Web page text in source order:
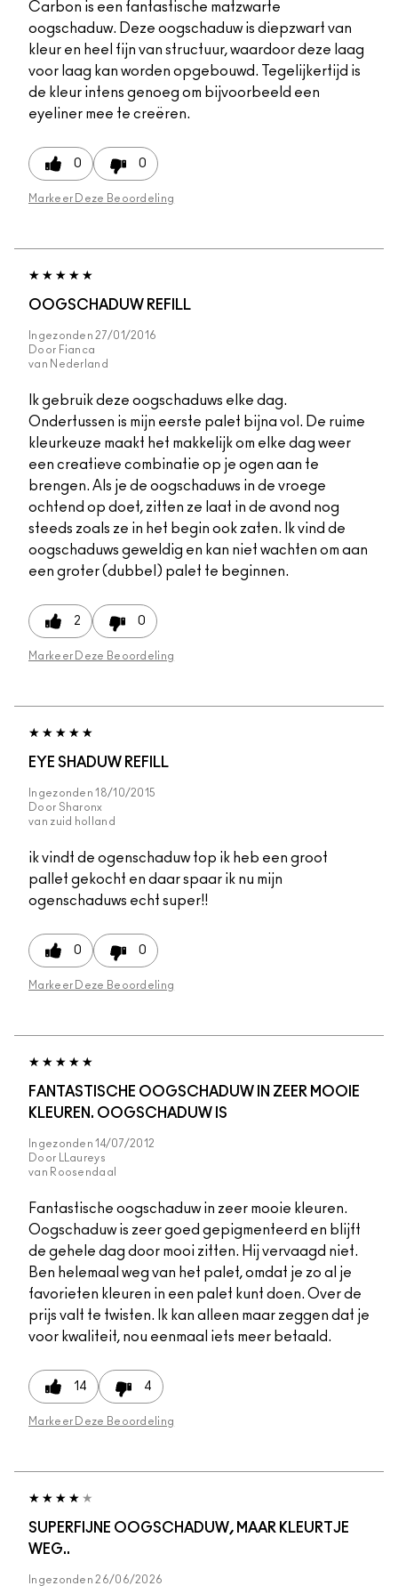
Carbon is een fantastische matzwarte
oogschaduw. Deze oogschaduw is diepzwart van
kleur en heel fijn van structuur, waardoor deze laag
voor laag kan worden opgebouwd. Tegelijkertijd is
de kleur intens genoeg om bijvoorbeeld een
eyeliner mee te creëren.
0 0
Markeer Deze Beoordeling
OOGSCHADUW REFILL
Ingezonden 27/01/2016
Door Fianca
van Nederland
Ik gebruik deze oogschaduws elke dag.
Ondertussen is mijn eerste palet bijna vol. De ruime
kleurkeuze maakt het makkelijk om elke dag weer
een creatieve combinatie op je ogen aan te
brengen. Als je de oogschaduws in de vroege
ochtend op doet, zitten ze laat in de avond nog
steeds zoals ze in het begin ook zaten. Ik vind de
oogschaduws geweldig en kan niet wachten om aan
een groter (dubbel) palet te beginnen.
2 0
Markeer Deze Beoordeling
EYE SHADUW REFILL
Ingezonden18/10/2015
Door Sharonx
van zuid holland
ik vindt de ogenschaduw top ik heb een groot
pallet gekocht en daar spaar ik nu mijn
ogenschaduws echt super!!
0 0
Markeer Deze Beoordeling
FANTASTISCHE OOGSCHADUW IN ZEER MOOIE
KLEUREN. OOGSCHADUW IS
Ingezonden14/07/2012
Door
LLaureys
van Roosendaal
Fantastische oogschaduw in zeer mooie kleuren.
Oogschaduw is zeer goed gepigmenteerd en blijft
de gehele dag door mooi zitten. Hij vervaagd niet.
Ben helemaal weg van het palet, omdat je zo al je
favorieten kleuren in een palet kunt doen. Over de
prijs valt te twisten. Ik kan alleen maar zeggen dat je
voor kwaliteit, nou eenmaal iets meer betaald.
14 4
Markeer Deze Beoordeling
SUPERFIJNE OOGSCHADUW, MAAR KLEURTJE
WEG..
Ingezonden 26/06/2026